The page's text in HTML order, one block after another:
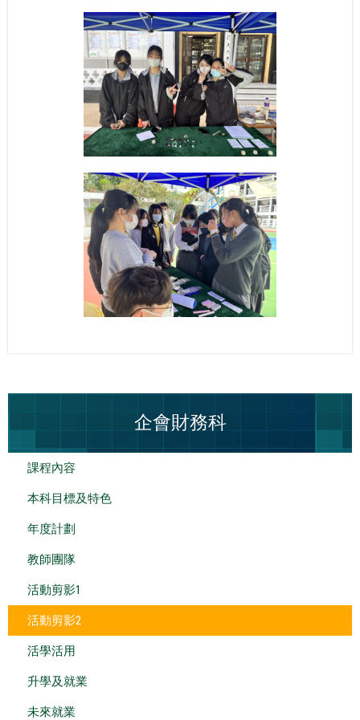
企會財務科
課程內容
本科目標及特色
年度計劃
教師團隊
活動剪影1
活動剪影2
活學活用
升學及就業
未來就業